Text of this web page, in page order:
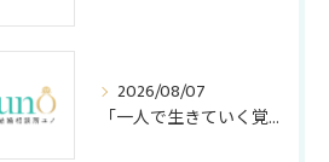
2026/08/07
「一人で生きていく覚悟がない」30代の悩み｜自立と向き合い自分らしく生きるコツ